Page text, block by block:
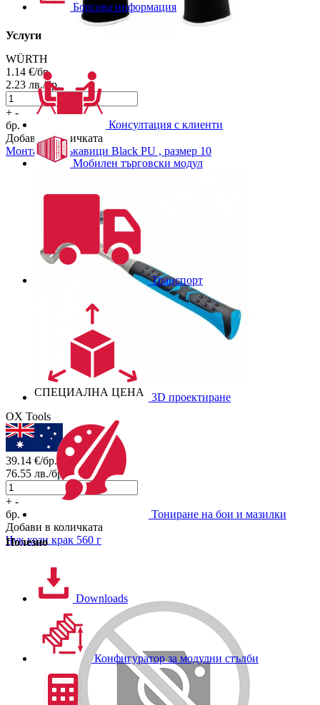
WÜRTH
1.14 €/бр.
2.23 лв./бр.
+ -
бр.
Добави в количката
Монтажни ръкавици Black PU , размер 10
СПЕЦИАЛНА ЦЕНА
OX Tools
39.14 €/бр.
76.55 лв./бр.
+ -
бр.
Добави в количката
Чук кози крак 560 г
Борсова информация
Услуги
Консултация с клиенти
Мобилен търговски модул
Транспорт
3D проектиране
Тониране на бои и мазилки
Полезно
Downloads
Конфигуратор за модулни стълби